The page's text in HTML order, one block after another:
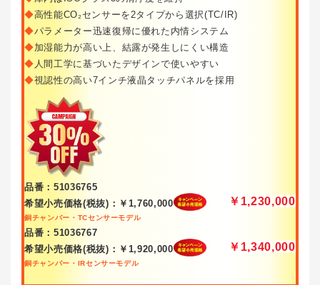
◆高性能CO₂センサーを2タイプから選択(TC/IR)
◆パラメーター迅速復帰に優れた内情システム
◆加湿能力が高い上、結露が発生しにくい構造
◆ 人間工学に基づいたデザインで使いやすい
◆視認性の高い7インチ液晶タッチパネルを採用
品番：51036765
希望小売価格(税抜)：￥1,760,000
￥1,230,000
銅チャンバー・TCセンサーモデル
品番：51036767
希望小売価格(税抜)：￥1,920,000
￥1,340,000
銅チャンバー・IRセンサーモデル